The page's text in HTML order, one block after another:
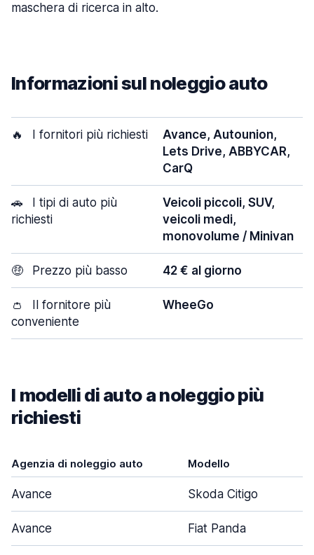
maschera di ricerca in alto.
Informazioni sul noleggio auto
🔥 I fornitori più richiesti
Avance, Autounion,
Lets Drive, ABBYCAR,
CarQ
🚗
I tipi di auto più
richiesti
Veicoli piccoli, SUV,
veicoli medi,
monovolume / Minivan
🤑 Prezzo più basso 42 € al giorno
👛
Il fornitore più
conveniente
WheeGo
I modelli di auto a noleggio più
richiesti
Agenzia di noleggio auto Modello
Avance Skoda Citigo
Avance Fiat Panda